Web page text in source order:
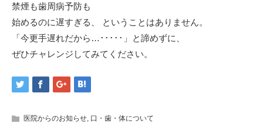
禁煙も歯周病予防も
始めるのに遅すぎる、 ということはありません。
「今更手遅れだから…･････」と諦めずに、
ぜひチャレンジしてみてください。
医院からのお知らせ 口・歯・体について